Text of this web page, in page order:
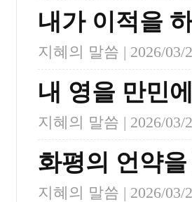
내가 이적을
지혜의 말씀 | 2026/03/
내 영을 만민
지혜의 말씀 | 2026/03/
화평의 언약
지혜의 말씀 | 2026/03/